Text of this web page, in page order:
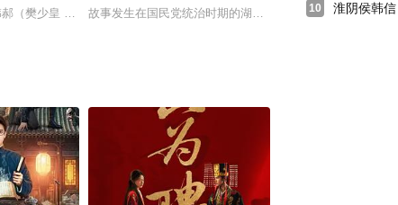
深入蒙古腹地盗取军机。前有虎狼追兵，后有同僚背叛，在人人皆可跪着求
（樊少皇 饰）为了营救意外被困秘密实验室的儿子，勇往直前与不明生物“
故事发生在国民党统治时期的湖南邵旭地区。龙叶和龙蕾
10 淮阴侯韩信